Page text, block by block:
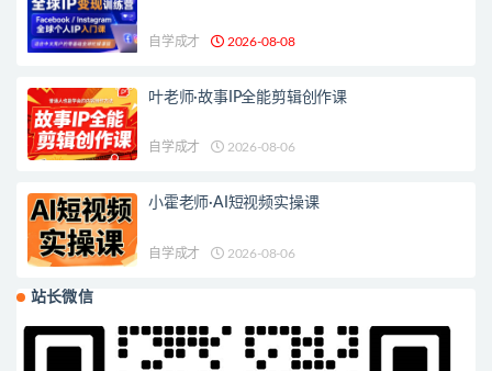
自学成才 2026-08-08
叶老师·故事IP全能剪辑创作课
自学成才 2026-08-06
小霍老师·AI短视频实操课
自学成才 2026-08-06
站长微信